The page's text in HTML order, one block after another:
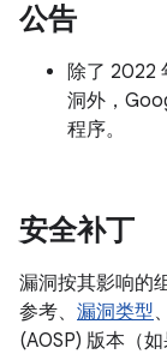
公告
除了 2022
洞外，
程序。
安全补丁
漏洞按其影响的
参考、 漏洞类型、
(AOSP) 版本（